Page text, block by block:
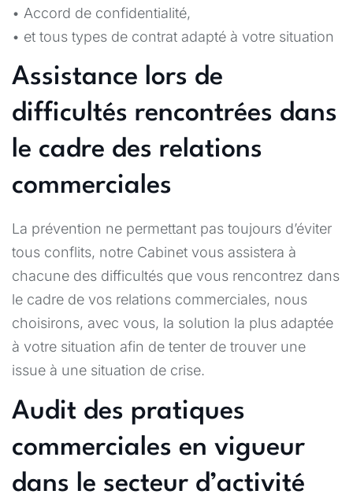
• Accord de confidentialité,
• et tous types de contrat adapté à votre situation
Assistance lors de
difficultés rencontrées dans
le cadre des relations
commerciales
La prévention ne permettant pas toujours d’éviter
tous conflits, notre Cabinet vous assistera à
chacune des difficultés que vous rencontrez dans
le cadre de vos relations commerciales, nous
choisirons, avec vous, la solution la plus adaptée
à votre situation afin de tenter de trouver une
issue à une situation de crise.
Audit des pratiques
commerciales en vigueur
dans le secteur d’activité